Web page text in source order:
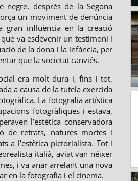
negre, després de la Segona
un moviment de denúncia
gran influència en la creació
va esdevenir un testimoni i
de la dona i la infància, per
que la societat canviés.
era molt dura i, fins i tot,
a causa de la tutela exercida
La fotografia artística
fotogràfiques i estava,
l’estètica conservadora
de retrats, natures mortes i
a l’estètica pictorialista. Tot i
italià, aviat van néixer
i va anar arrelant una nova
en la fotografia i el cinema.